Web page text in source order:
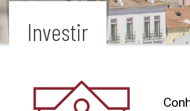
Investir